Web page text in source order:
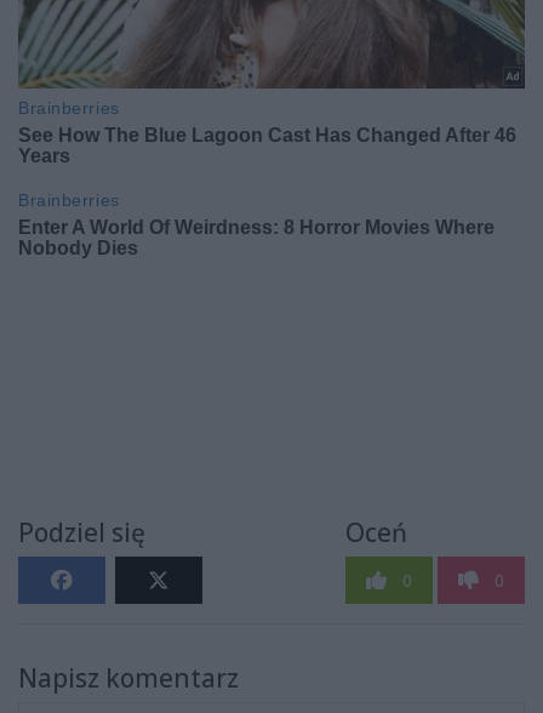
Podziel się Oceń
0 0
Napisz komentarz